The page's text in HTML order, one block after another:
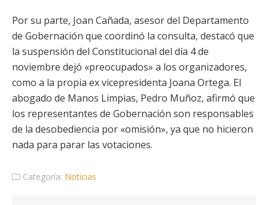
Por su parte, Joan Cañada, asesor del Departamento
de Gobernación que coordinó la consulta, destacó que
la suspensión del Constitucional del día 4 de
noviembre dejó «preocupados» a los organizadores,
como a la propia ex vicepresidenta Joana Ortega. El
abogado de Manos Limpias, Pedro Muñoz, afirmó que
los representantes de Gobernación son responsables
de la desobediencia por «omisión», ya que no hicieron
nada para parar las votaciones.
Categoría: Noticias